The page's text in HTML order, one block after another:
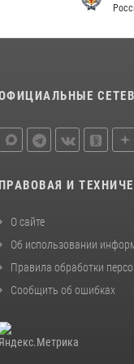
30 июля
14 июля
ПРАВОВАЯ И
О сайте
Об использовании
Правила обработки
Сообщить об ошибках